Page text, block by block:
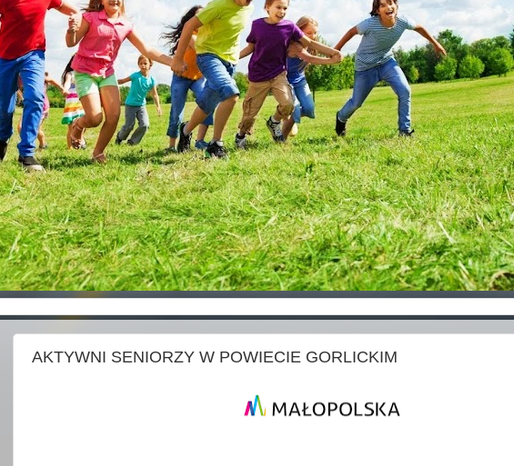
AKTYWNI SENIORZY W POWIECIE GORLICKIM